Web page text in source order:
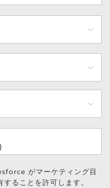
がマーケティング目
ることを許可します。